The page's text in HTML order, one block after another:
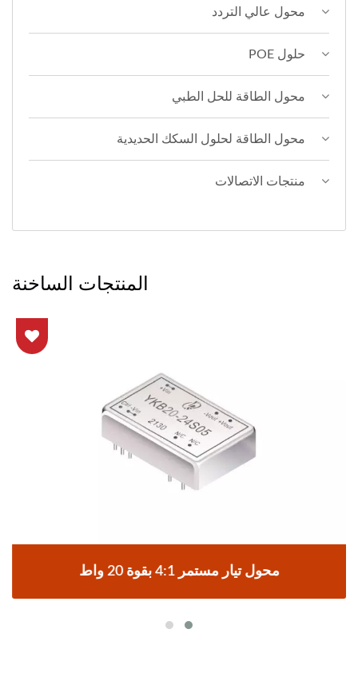
محول عالي التردد
حلول POE
محول الطاقة للحل الطبي
محول الطاقة لحلول السكك الحديدية
منتجات الاتصالات
المنتجات الساخنة
محول تيار مستمر 4:1 بقوة 20 واط